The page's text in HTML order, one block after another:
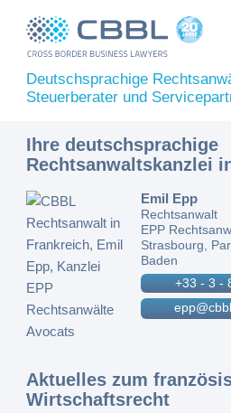
Deutschsprachige
Steuerberater und
Ihre deutschsprachige
Rechtsanwaltskanzlei
Emil Epp
Rechtsanwalt
EPP
Strasbourg,
Baden
+33 - 3 -
Aktuelles zum
Wirtschaftsrecht